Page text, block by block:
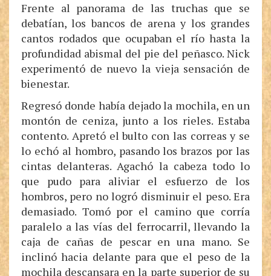
Frente al panorama de las truchas que se
debatían, los bancos de arena y los grandes
cantos rodados que ocupaban el río hasta la
profundidad abismal del pie del peñasco. Nick
experimentó de nuevo la vieja sensación de
bienestar.
Regresó donde había dejado la mochila, en un
montón de ceniza, junto a los rieles. Estaba
contento. Apretó el bulto con las correas y se
lo echó al hombro, pasando los brazos por las
cintas delanteras. Agachó la cabeza todo lo
que pudo para aliviar el esfuerzo de los
hombros, pero no logró disminuir el peso. Era
demasiado. Tomó por el camino que corría
paralelo a las vías del ferrocarril, llevando la
caja de cañas de pescar en una mano. Se
inclinó hacia delante para que el peso de la
mochila descansara en la parte superior de su